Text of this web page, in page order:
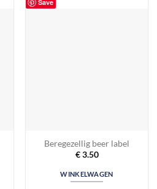
Save
Beregezellig beer label
€3.50
WINKELWAGEN